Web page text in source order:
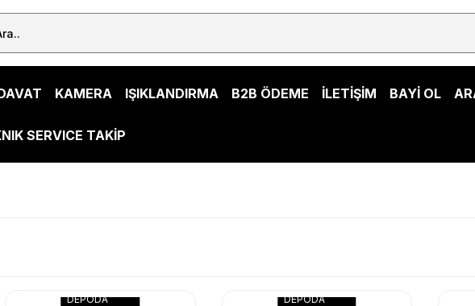
KAMERA IŞIKLANDIRMA B2B ÖDEME İLETİŞİM BAYİ OL
SERVICE TAKİP
DEPODA
DEPODA